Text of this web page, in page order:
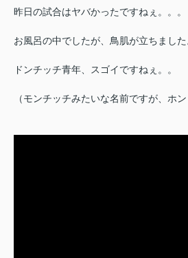
昨日の試合はヤバかったですねぇ。。。
お風呂の中でしたが、鳥肌が立ちました
ドンチッチ青年、スゴイですねぇ。。
（モンチッチみたいな名前ですが、ホン